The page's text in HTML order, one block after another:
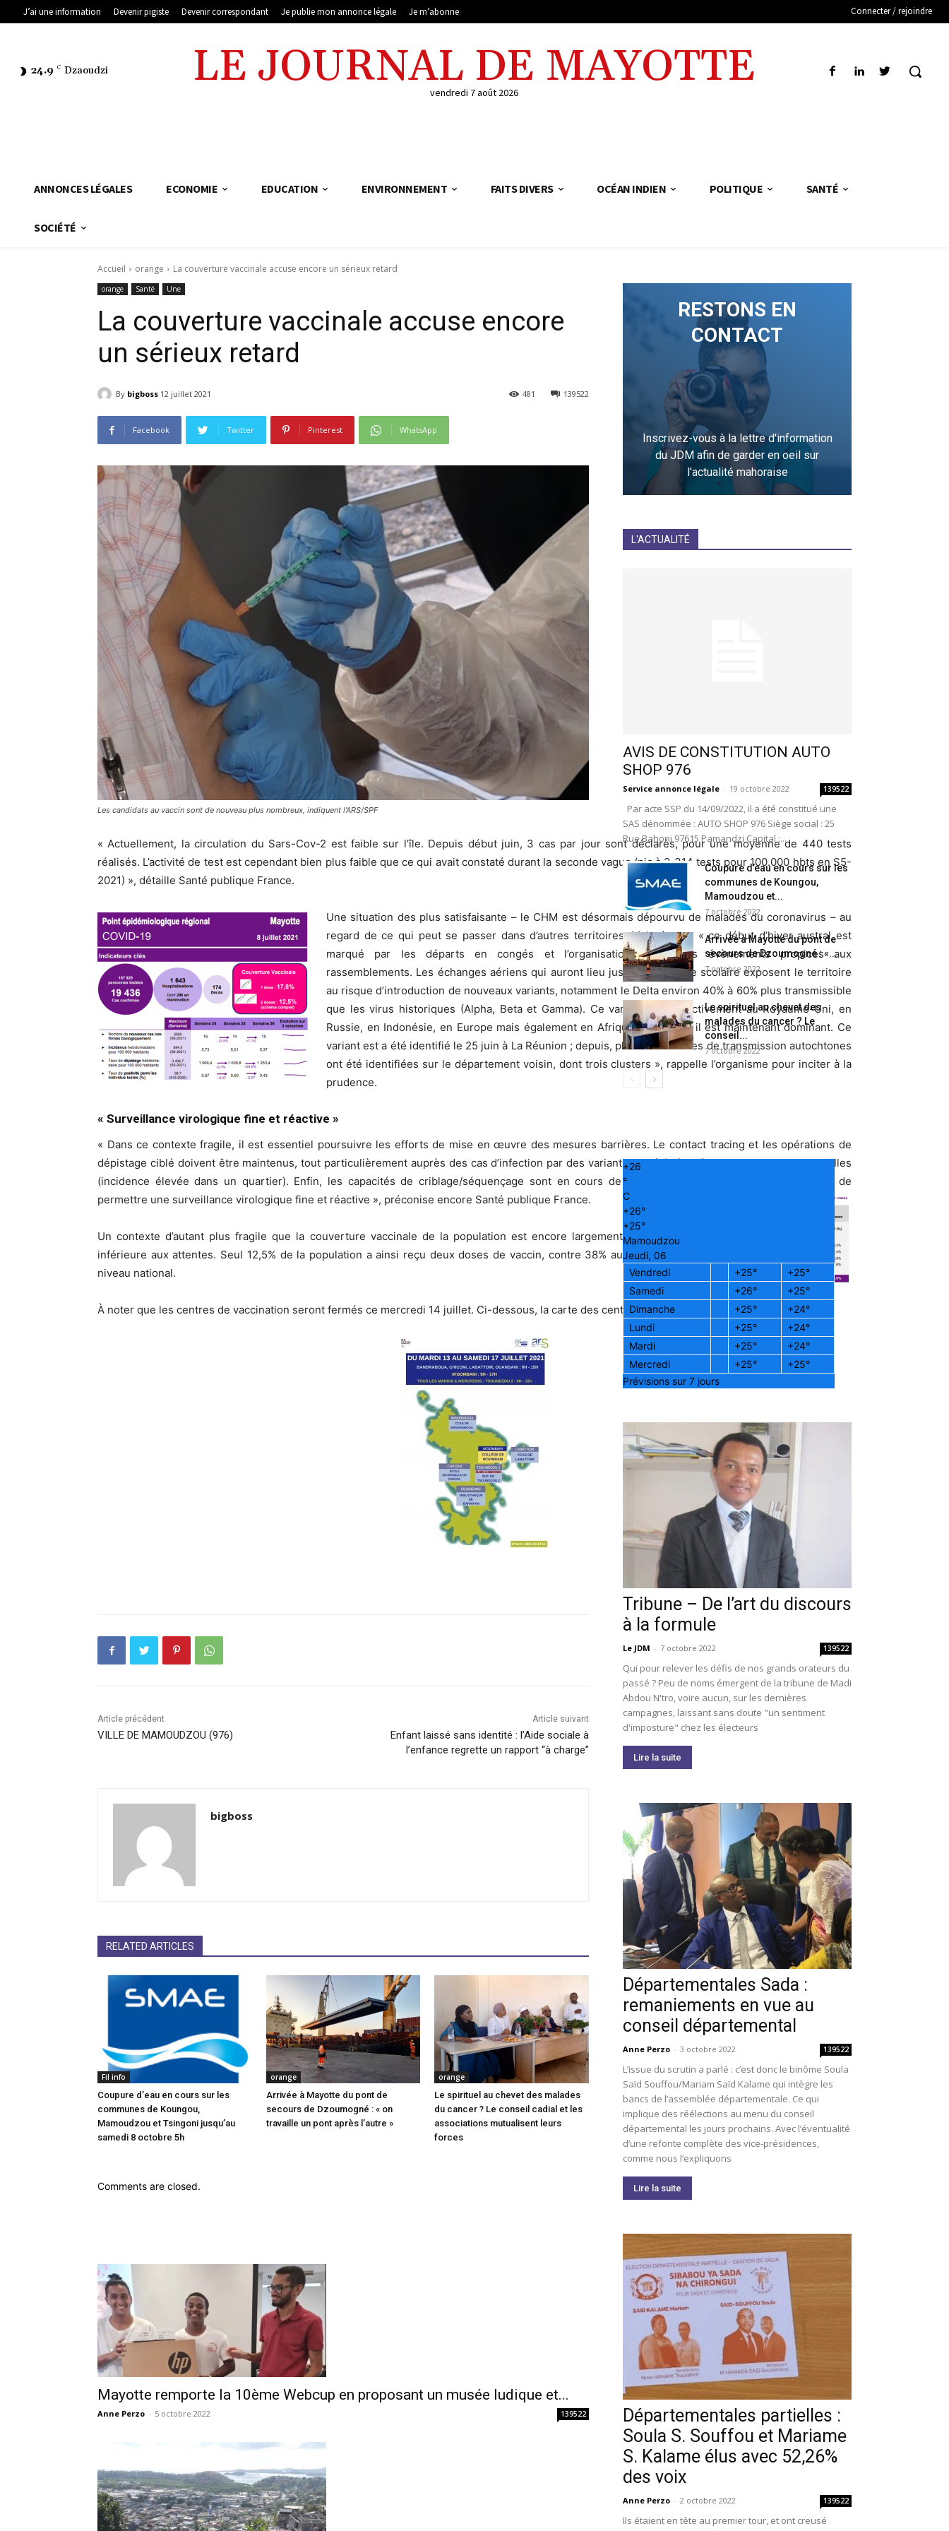
J’ai une information Devenir pigiste Devenir correspondant Je publie mon annonce légale Je m’abonne Connecter / rejoindre
24.9 C Dzaoudzi LE JOURNAL DE MAYOTTE
vendredi 7 août 2026
ANNONCES LÉGALES ECONOMIE EDUCATION ENVIRONNEMENT FAITS DIVERS OCÉAN INDIEN POLITIQUE SANTÉ
SOCIÉTÉ
Accueil orange La couverture vaccinale accuse encore un sérieux retard
orange Santé Une
La couverture vaccinale accuse encore
un sérieux retard
By bigboss 12 juillet 2021 139522
481
Facebook Twitter Pinterest WhatsApp
Les candidats au vaccin sont de nouveau plus nombreux, indiquent l'ARS/SPF
« Actuellement, la circulation du Sars-Cov-2 est faible sur l’île. Depuis début juin, 3 cas par jour sont déclarés, pour une moyenne de 440 tests
réalisés. L’activité de test est cependant bien plus faible que ce qui avait constaté durant la seconde vague (pic à 3 314 tests pour 100.000 hbts en S5-
2021) », détaille Santé publique France.
Une situation des plus satisfaisante – le CHM est désormais dépourvu de malades ducoronavirus – au
regard de ce qui peut se passer dans d’autres territoires. Malgré tout, « ce début d’hiver austral est
marqué par les départs en congés et l’organisation de grands évènements propices aux
rassemblements. Les échanges aériens qui auront lieu jusqu’à la rentrée scolaire exposent le territoire
au risque d’introduction de nouveaux variants, notamment le Delta environ 40% à 60% plus transmissible
que les virus historiques (Alpha, Beta et Gamma). Ce variant circule activement au Royaume-Uni, en
Russie, en Indonésie, en Europe mais également en Afrique du Sud où il est maintenant dominant. Ce
variant est a été identifié le 25 juin à La Réunion ; depuis, plusieurs chaînes de transmission autochtones
ont été identifiées sur le département voisin, dont trois clusters », rappelle l’organisme pour inciter à la
prudence.
« Surveillance virologique fine et réactive »
« Dans ce contexte fragile, il est essentiel poursuivre les efforts de mise en œuvre des mesures barrières. Le contact tracing et les opérations de
dépistage ciblé doivent être maintenus, tout particulièrement auprès des cas d’infection par des variants d’intérêt (VOC) ou de situation inhabituelles
(incidence élevée dans un quartier). Enfin, les capacités de criblage/séquençage sont en cours de renforcement avec les laboratoires afin de
permettre une surveillance virologique fine et réactive », préconise encore Santé publique France.
Un contexte d’autant plus fragile que la couverture vaccinale de la population est encore largement
inférieure aux attentes. Seul 12,5% de la population a ainsi reçu deux doses de vaccin, contre 38% au
niveau national.
À noter que les centres de vaccination seront fermés ce mercredi 14 juillet. Ci-dessous, la carte des centres ouverts jusqu’au 17 juillet.
Article précédent
VILLE DE MAMOUDZOU (976)
Article suivant
Enfant laissé sans identité : l’Aide sociale à
l’enfance regrette un rapport “à charge”
bigboss
RELATED ARTICLES
Fil info
Coupure d’eau en cours sur les
communes de Koungou,
Mamoudzou et Tsingoni jusqu’au
samedi 8 octobre 5h
orange
Arrivée à Mayotte du pont de
secours de Dzoumogné : « on
travaille un pont après l’autre »
orange
Le spirituel au chevet des malades
du cancer ? Le conseil cadial et les
associations mutualisent leurs
forces
Comments are closed.
Mayotte remporte la 10ème Webcup en proposant un musée ludique et...
Anne Perzo - 5 octobre 2022 139522
RESTONS EN
CONTACT
Inscrivez-vous à la lettre d'information
du JDM afin de garder en oeil sur
l'actualité mahoraise
L'ACTUALITÉ
AVIS DE CONSTITUTION AUTO
SHOP 976
Service annonce légale - 19 octobre 2022 139522
Par acte SSP du 14/09/2022, il a été constitué une
SAS dénommée : AUTO SHOP 976 Siège social : 25
Rue Bahoni 97615 Pamandzi Capital :...
Coupure d’eau en cours sur les
communes de Koungou,
Mamoudzou et...
7 octobre 2022
Arrivée à Mayotte du pont de
secours de Dzoumogné : «...
7 octobre 2022
Le spirituel au chevet des
malades du cancer ? Le
conseil...
7 octobre 2022
+26
°
C
+26°
+25°
Mamoudzou
Jeudi, 06
Vendredi
+25° +25°
Samedi
+26° +25°
Dimanche
+25° +24°
Lundi
+25° +24°
Mardi
+25° +24°
Mercredi
+25° +25°
Prévisions sur 7 jours
Tribune – De l’art du discours
à la formule
Le JDM - 7 octobre 2022 139522
Qui pour relever les défis de nos grands orateurs du
passé ? Peu de noms émergent de la tribune de Madi
Abdou N'tro, voire aucun, sur les dernières
campagnes, laissant sans doute "un sentiment
d'imposture" chez les électeurs
Lire la suite
Départementales Sada :
remaniements en vue au
conseil départemental
Anne Perzo - 3 octobre 2022 139522
L’issue du scrutin a parlé : c’est donc le binôme Soula
Saïd Souffou/Mariam Saïd Kalame qui intègre les
bancs de l’assemblée départementale. Ce qui
implique des réélections au menu du conseil
départemental les jours prochains. Avec l’éventualité
d’une refonte complète des vice-présidences,
comme nous l’expliquons
Lire la suite
Départementales partielles :
Soula S. Souffou et Mariame
S. Kalame élus avec 52,26%
des voix
Anne Perzo - 2 octobre 2022 139522
Ils étaient en tête au premier tour, et ont creusé